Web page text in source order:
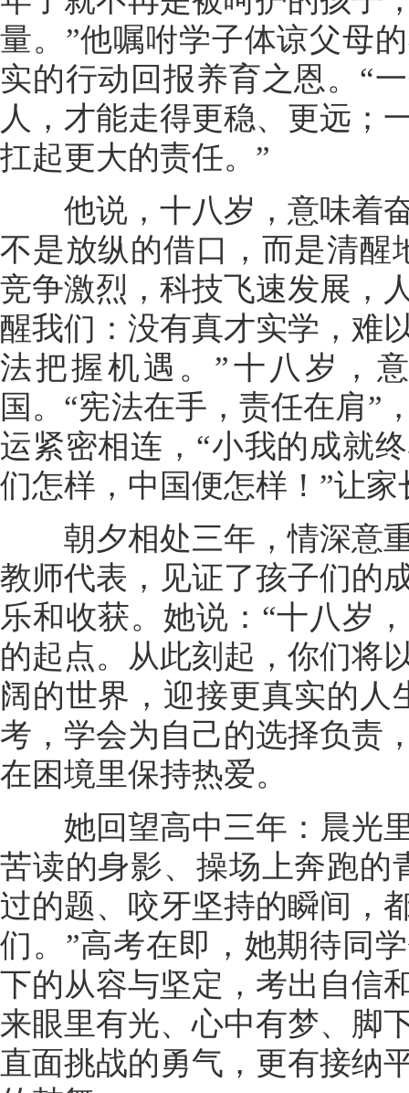
量。”他嘱咐学子体谅父母
实的行动回报养育之恩。“
人，才能走得更稳、更远；
扛起更大的责任。”
他说，十八岁，意味着奋
不是放纵的借口，而是清醒
竞争激烈，科技飞速发展，
醒我们：没有真才实学，难
法把握机遇。”十八岁，
国。“宪法在手，责任在肩”
运紧密相连，“小我的成就
们怎样，中国便怎样！”让
朝夕相处三年，情深意重
教师代表，见证了孩子们的
乐和收获。她说：“十八岁
的起点。从此刻起，你们将
阔的世界，迎接更真实的人
考，学会为自己的选择负责
在困境里保持热爱。
她回望高中三年：晨光里
苦读的身影、操场上奔跑的
过的题、咬牙坚持的瞬间，
们。”高考在即，她期待同
下的从容与坚定，考出自信
来眼里有光、心中有梦、脚
直面挑战的勇气，更有接纳